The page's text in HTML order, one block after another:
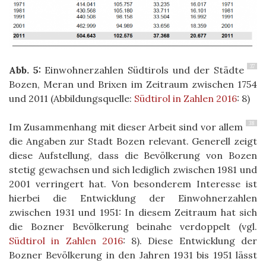
37
Abb. 5: Einwohnerzahlen Südtirols und der Städte
Bozen, Meran und Brixen im Zeitraum zwischen 1754
und 2011 (Abbildungsquelle: Südtirol in Zahlen 2016: 8)
38
Im Zusammenhang mit dieser Arbeit sind vor allem
die Angaben zur Stadt Bozen relevant. Generell zeigt
diese Aufstellung, dass die Bevölkerung von Bozen
stetig gewachsen und sich lediglich zwischen 1981 und
2001 verringert hat. Von besonderem Interesse ist
hierbei die Entwicklung der Einwohnerzahlen
zwischen 1931 und 1951: In diesem Zeitraum hat sich
die Bozner Bevölkerung beinahe verdoppelt (vgl.
Südtirol in Zahlen 2016: 8). Diese Entwicklung der
Bozner Bevölkerung in den Jahren 1931 bis 1951 lässt